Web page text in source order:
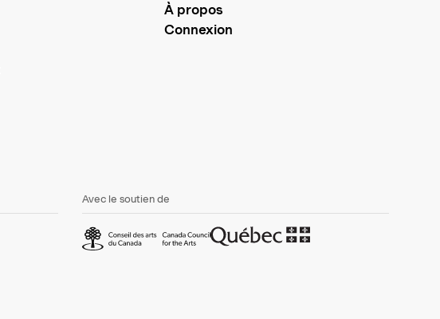
À propos
Connexion
Avec le soutien de